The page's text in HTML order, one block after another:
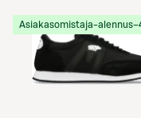
Asiakasomistaja-alennus